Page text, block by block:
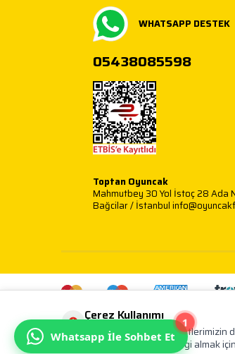
Whatsapp İle Sohbet Et
1
WHATSAPP DESTEK
05438085598
Toptan Oyuncak
Mahmutbey 30 Yol İstoç 28 Ada
Bağcilar / İstanbul
Çerez Kullanımı
Kişisel verileriniz, hizmetlerimizin
Konuyla ilgili detaylı bilgi almak